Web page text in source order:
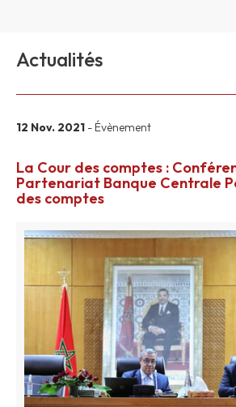
Actualités
12 Nov. 2021 - Évènement
La Cour des comptes :
Partenariat Banque Centrale
des comptes